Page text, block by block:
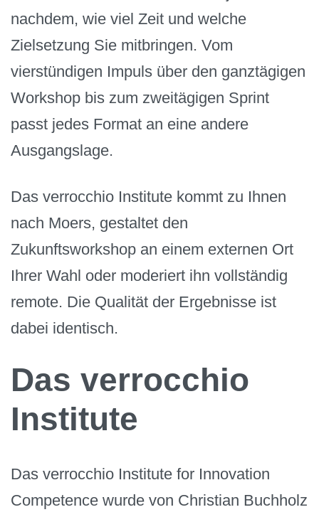
nachdem, wie viel Zeit und welche
Zielsetzung Sie mitbringen. Vom
vierstündigen Impuls über den ganztägigen
Workshop bis zum zweitägigen Sprint
passt jedes Format an eine andere
Ausgangslage.
Das verrocchio Institute kommt zu Ihnen
nach Moers, gestaltet den
Zukunftsworkshop an einem externen Ort
Ihrer Wahl oder moderiert ihn vollständig
remote. Die Qualität der Ergebnisse ist
dabei identisch.
Das verrocchio
Institute
Das verrocchio Institute for Innovation
Competence wurde von Christian Buchholz